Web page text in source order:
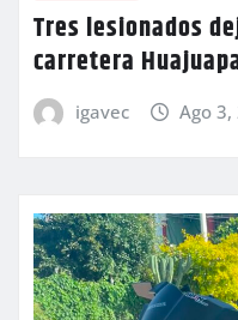
Tres lesionados
carretera
igavec Ago 3,